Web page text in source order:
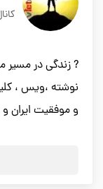
? زندگی در
نوشته ،ویس ،
و موفقیت ایران